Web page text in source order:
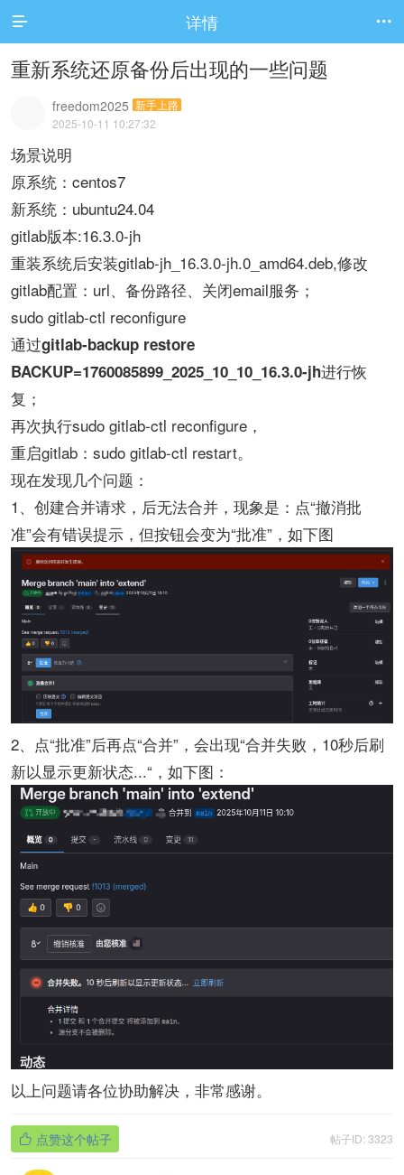
 详情 
重新系统还原备份后出现的一些问题
freedom2025 新手上路
2025-10-11 10:27:32
场景说明
原系统：centos7
新系统：ubuntu24.04
gitlab版本:16.3.0-jh
重装系统后安装gitlab-jh_16.3.0-jh.0_amd64.deb,修改
gitlab配置：url、备份路径、关闭email服务；
sudo gitlab-ctl reconfigure
通过gitlab-backup restore
BACKUP=1760085899_2025_10_10_16.3.0-jh进行恢
复；
再次执行sudo gitlab-ctl reconfigure，
重启gitlab：sudo gitlab-ctl restart。
现在发现几个问题：
1、创建合并请求，后无法合并，现象是：点“撤消批
准”会有错误提示，但按钮会变为“批准”，如下图
2、点“批准”后再点“合并”，会出现“合并失败，10秒后刷
新以显示更新状态...“，如下图：
以上问题请各位协助解决，非常感谢。
帖子ID: 3323
 点赞这个帖子